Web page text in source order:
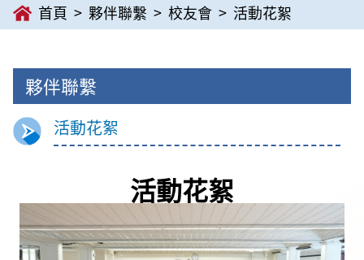
首頁 夥伴聯繫 校友會 活動花絮
夥伴聯繫
活動花絮
活動花絮